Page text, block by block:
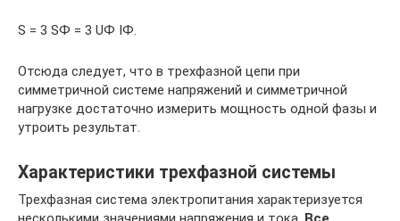
S = 3 SФ = 3 UФ IФ.
Отсюда следует, что в трехфазной цепи при
симметричной системе напряжений и симметричной
нагрузке достаточно измерить мощность одной фазы и
утроить результат.
Характеристики трехфазной системы
Трехфазная система электропитания характеризуется